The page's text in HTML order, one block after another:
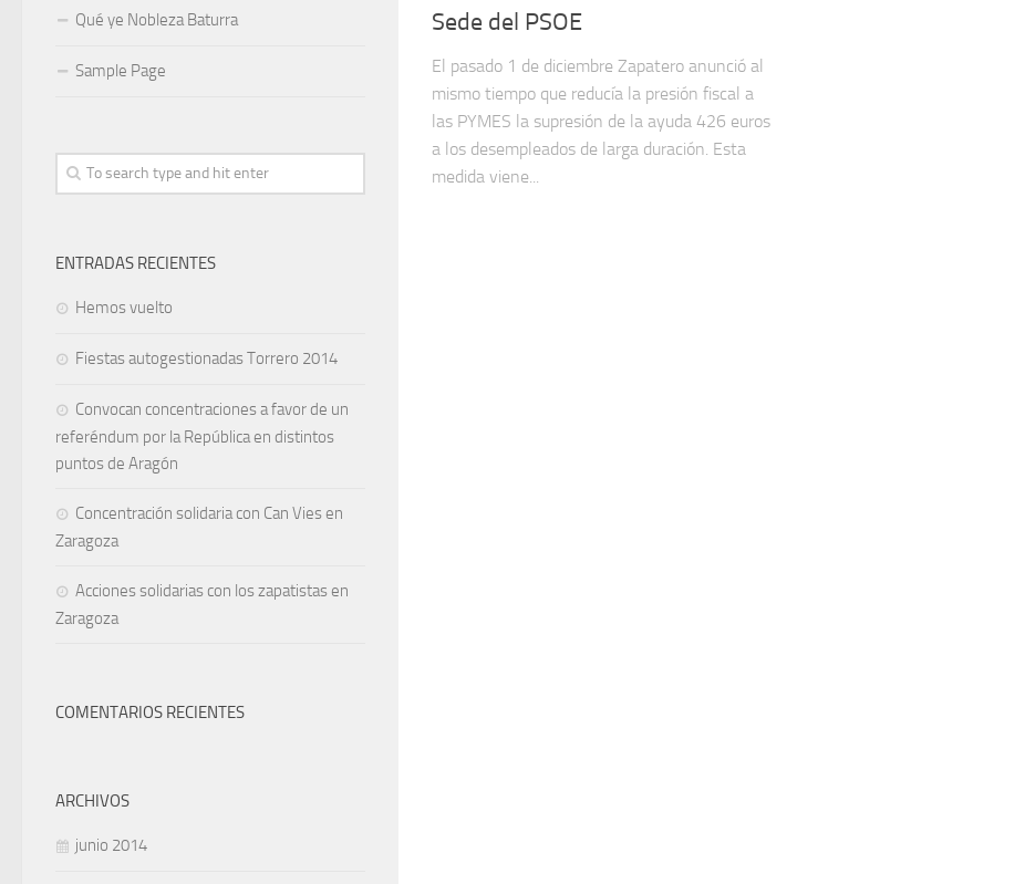
Sede del PSOE
El pasado 1 de diciembre Zapatero anunció al
mismo tiempo que reducía la presión fiscal a
las PYMES la supresión de la ayuda 426 euros
a los des­emplea­dos de larga duración. Esta
medida viene...
Qué ye Nobleza Baturra
Sample Page
ENTRADAS RECIENTES
Hemos vuelto
Fiestas autogestionadas Torrero 2014
Convocan concentraciones a favor de un
referéndum por la República en distintos
puntos de Aragón
Concentración solidaria con Can Vies en
Zaragoza
Acciones solidarias con los zapatistas en
Zaragoza
COMENTARIOS RECIENTES
ARCHIVOS
junio 2014